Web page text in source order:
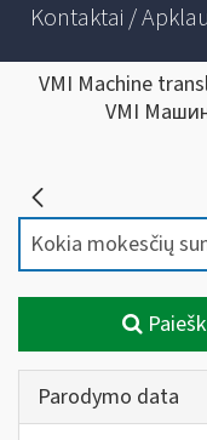
Kontaktai /
VMI Machine
VMI
Parodymo data